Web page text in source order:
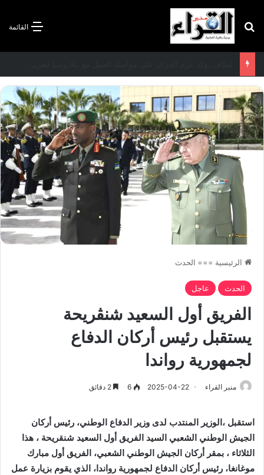
القائمة بحث عن
الرئيسية === الحدث
الحدث عاجل
الفريق أول السعيد شنڨريحة
يستقبل رئيس أركان الدفاع
لجمهورية رواندا
منبر القراء 2025-04-22
6
استقبل ،الوزير المنتدب لدى وزير الدفاع الوطني، رئيس أركان
الجيش الوطني الشعبي السيد الفريق أول السعيد شنقريحة ، هذا
الثلاثاء ، بمقر أركان الجيش الوطني الشعبي، الفريق أول مبارك
موغانغا، رئيس أركان الدفاع لجمهورية رواندا، الذي يقوم بزيارة عمل